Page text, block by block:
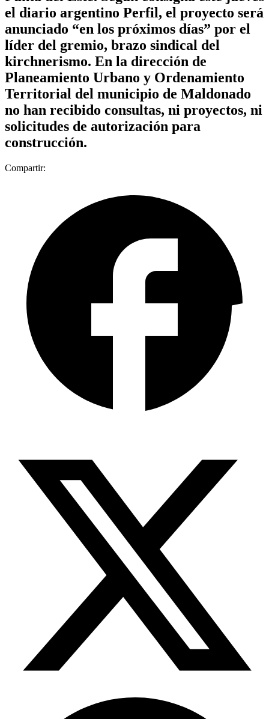
el diario argentino Perfil, el proyecto será
anunciado “en los próximos días” por el
líder del gremio, brazo sindical del
kirchnerismo. En la dirección de
Planeamiento Urbano y Ordenamiento
Territorial del municipio de Maldonado
no han recibido consultas, ni proyectos, ni
solicitudes de autorización para
construcción.
Compartir: